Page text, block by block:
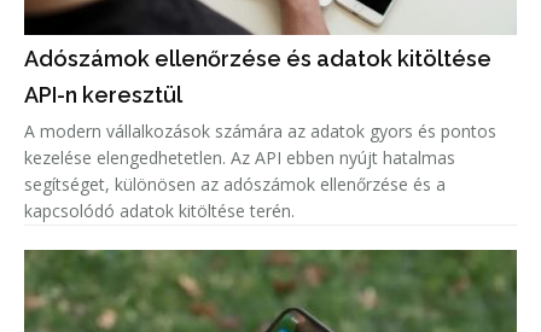
Adószámok ellenőrzése és adatok kitöltése
API-n keresztül
A modern vállalkozások számára az adatok gyors és pontos
kezelése elengedhetetlen. Az API ebben nyújt hatalmas
segítséget, különösen az adószámok ellenőrzése és a
kapcsolódó adatok kitöltése terén.